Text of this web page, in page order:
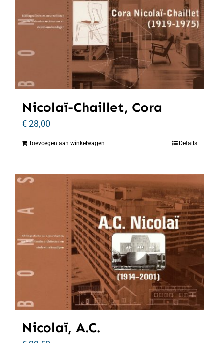
Nicolaï-Chaillet, Cora
€28,00
Toevoegen aan winkelwagen Details
Nicolaï, A.C.